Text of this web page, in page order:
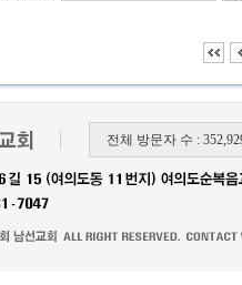
전체 방문자 수 :